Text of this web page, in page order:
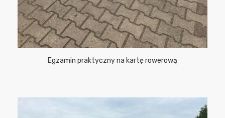
Egzamin praktyczny na kartę rowerową